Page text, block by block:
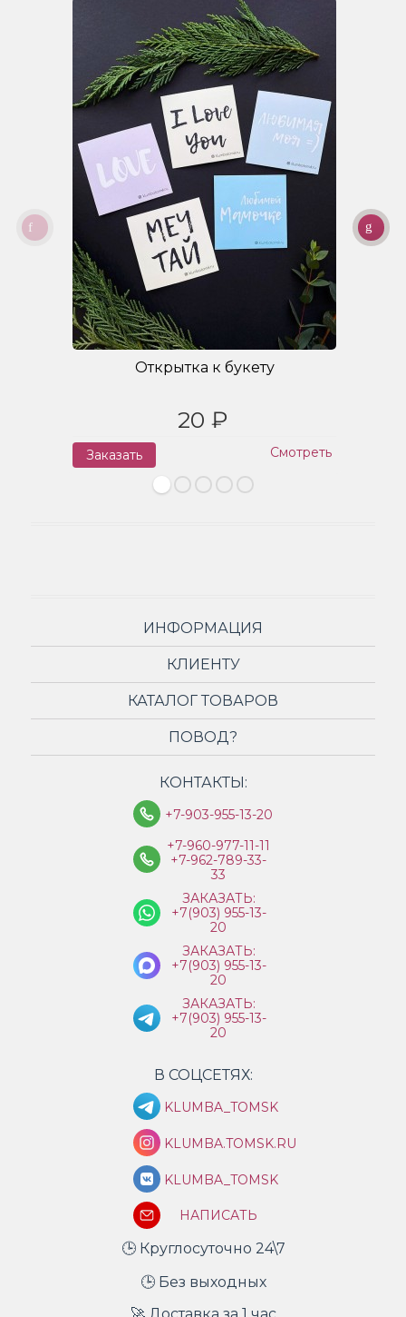
Открытка к букету
20 ₽
Заказать Смотреть
ИНФОРМАЦИЯ
КЛИЕНТУ
КАТАЛОГ ТОВАРОВ
ПОВОД?
КОНТАКТЫ:
+7-903-955-13-20
+7-960-977-11-11
+7-962-789-33-
33
ЗАКАЗАТЬ:
+7(903) 955-13-
20
ЗАКАЗАТЬ:
+7(903) 955-13-
20
ЗАКАЗАТЬ:
+7(903) 955-13-
20
В СОЦСЕТЯХ:
KLUMBA_TOMSK
KLUMBA.TOMSK.RU
KLUMBA_TOMSK
НАПИСАТЬ
🕒 Круглосуточно 24\7
🕒 Без выходных